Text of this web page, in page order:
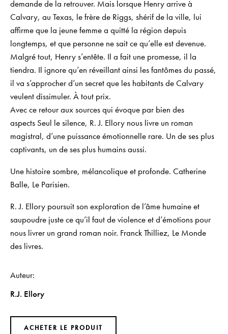
demande de la retrouver. Mais lorsque Henry arrive à
Calvary, au Texas, le frère de Riggs, shérif de la ville, lui
affirme que la jeune femme a quitté la région depuis
longtemps, et que personne ne sait ce qu’elle est devenue.
Malgré tout, Henry s’entête. Il a fait une promesse, il la
tiendra. Il ignore qu’en réveillant ainsi les fantômes du passé,
il va s’approcher d’un secret que les habitants de Calvary
veulent dissimuler. À tout prix.
Avec ce retour aux sources qui évoque par bien des
aspects Seul le silence, R. J. Ellory nous livre un roman
magistral, d’une puissance émotionnelle rare. Un de ses plus
captivants, un de ses plus humains aussi.
Une histoire sombre, mélancolique et profonde. Catherine
Balle, Le Parisien.
R. J. Ellory poursuit son exploration de l’âme humaine et
saupoudre juste ce qu’il faut de violence et d’émotions pour
nous livrer un grand roman noir. Franck Thilliez, Le Monde
des livres.
Auteur
R.J. Ellory
ACHETER LE PRODUIT